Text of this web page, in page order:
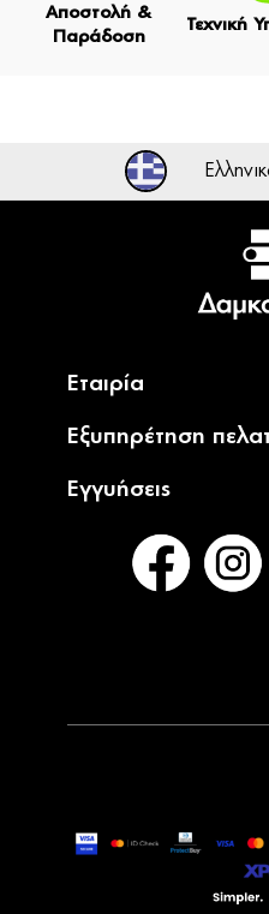
Αποστολή &
Παράδοση
Τεχνική
English
Εταιρία
Εξυπηρέτηση
Εγγυήσεις